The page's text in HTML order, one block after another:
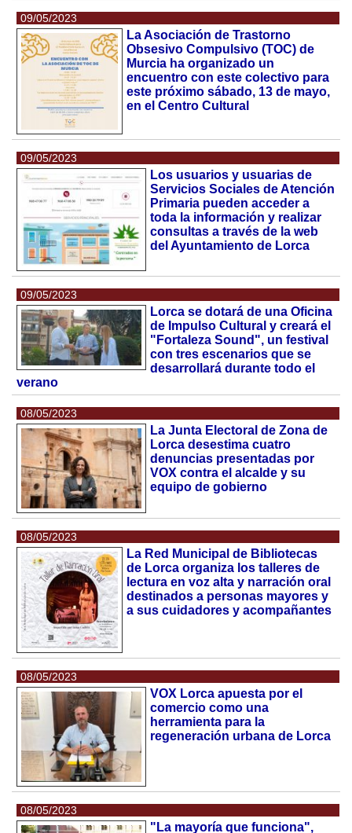
09/05/2023
La Asociación de Trastorno
Obsesivo Compulsivo (TOC) de
Murcia ha organizado un
encuentro con este colectivo para
este próximo sábado, 13 de mayo,
en el Centro Cultural
09/05/2023
Los usuarios y usuarias de
Servicios Sociales de Atención
Primaria pueden acceder a
toda la información y realizar
consultas a través de la web
del Ayuntamiento de Lorca
09/05/2023
Lorca se dotará de una Oficina
de Impulso Cultural y creará el
"Fortaleza Sound", un festival
con tres escenarios que se
desarrollará durante todo el
verano
08/05/2023
La Junta Electoral de Zona de
Lorca desestima cuatro
denuncias presentadas por
VOX contra el alcalde y su
equipo de gobierno
08/05/2023
La Red Municipal de Bibliotecas
de Lorca organiza los talleres de
lectura en voz alta y narración oral
destinados a personas mayores y
a sus cuidadores y acompañantes
08/05/2023
VOX Lorca apuesta por el
comercio como una
herramienta para la
regeneración urbana de Lorca
08/05/2023
"La mayoría que funciona",